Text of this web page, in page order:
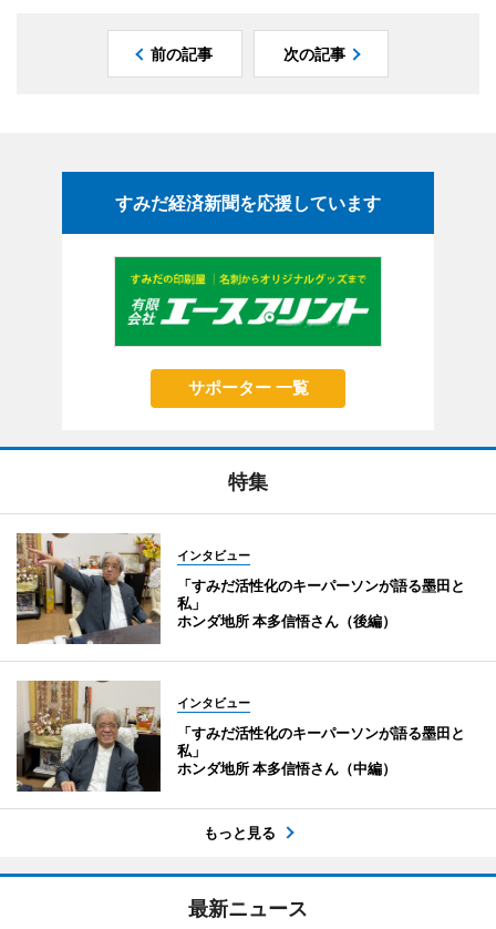
前の記事 次の記事
すみだ経済新聞を応援しています
サポーター 一覧
特集
インタビュー
「すみだ活性化のキーパーソンが語る墨田と
私」
ホンダ地所 本多信悟さん（後編）
インタビュー
「すみだ活性化のキーパーソンが語る墨田と
私」
ホンダ地所 本多信悟さん（中編）
もっと見る
最新ニュース